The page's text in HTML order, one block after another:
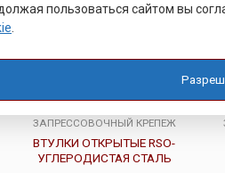
ЗАПРЕССОВОЧНЫЙ КРЕПЕЖ
ВТУЛКИ ОТКРЫТЫЕ RSO-
УГЛЕРОДИСТАЯ СТАЛЬ
пользоваться сайтом вы